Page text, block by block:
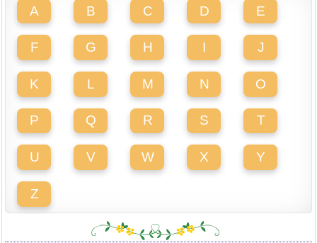
A B C D E
F G H I J
K L M N O
P Q R S T
U V W X Y
Z